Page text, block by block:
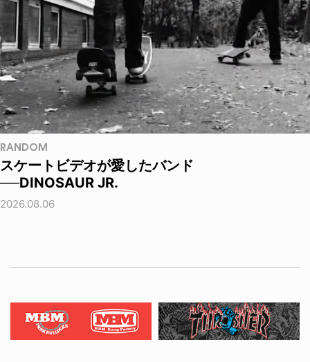
RANDOM
スケートビデオが愛したバンド
──DINOSAUR JR.
2026.08.06